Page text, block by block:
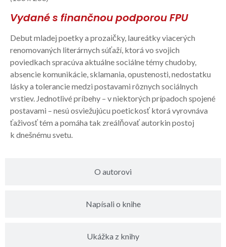
O autorovi
Napísali o knihe
Ukážka z knihy
Vydané s finančnou podporou FPU
Debut mladej poetky a prozaičky, laureátky viacerých
renomovaných literárnych súťaží, ktorá vo svojich
poviedkach spracúva aktuálne sociálne témy chudoby,
absencie komunikácie, sklamania, opustenosti, nedostatku
lásky a tolerancie medzi postavami rôznych sociálnych
vrstiev. Jednotlivé príbehy – v niektorých prípadoch spojené
postavami – nesú osviežujúcu poetickosť ktorá vyrovnáva
ťaživosť tém a pomáha tak zreálňovať autorkin postoj
k dnešnému svetu.